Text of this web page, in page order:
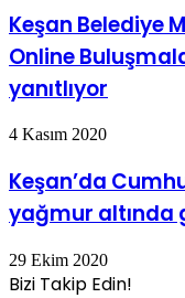
Keşan Belediye
Online
yanıtlıyor
4 Kasım 2020
Keşan’da
yağmur altında
29 Ekim 2020
Bizi Takip Edin!